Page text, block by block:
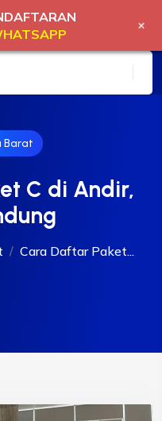
Barat
C di Andir,
Cara Daftar Paket...
+